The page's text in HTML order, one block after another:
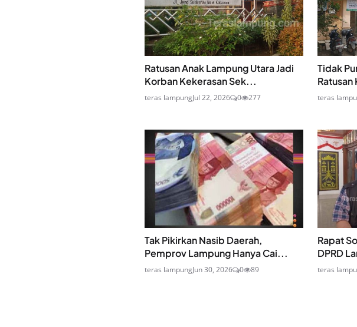
Ratusan Anak Lampung Utara Jadi
Korban Kekerasan Sek...
teras lampungJul 22, 2026 0 277
Tidak
Ratusan
teras
Tak Pikirkan Nasib Daerah,
Pemprov Lampung Hanya Cai...
teras lampungJun 30, 2026 0 89
Rapat
DPRD
teras